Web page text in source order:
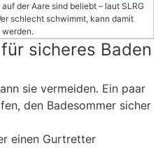
der Aare sind beliebt – laut SLRG
schlecht schwimmt, kann damit
sicheres Baden
sie vermeiden. Ein paar
den Badesommer sicher
einen Gurtretter